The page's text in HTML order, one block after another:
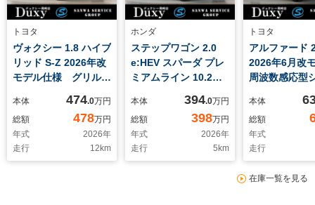
トヨタ
ヴォクシー 1.8 ハイブ
リッド S-Z 2026年改
モデル仕様 グリルブ
アドバンストパーク
ブラインドスポットモ
ニター 快適利便パッ
ケージHi ユニバーサ
ルステップ ヘッドア
本体 474.0万円
総額
478万円
年式
2026年
走行
12km
ホンダ
ステップワゴン 2.0
e:HEV スパーダ プレ
ミアムライン 10.2イ
ー 専用クロームメッ
キグリル マルチビュ
ーカメラ 前後シート
ヒーター ホンダセン
シング 両側パワース
本体 394.0万円
総額
398万円
年式
2026年
走行
5km
トヨタ
アルファード
2026年6月
周波数感応型
立ムーンルー
タルインナ
ドライブレコ
蔵 パノミッ
モニター ブ
スポットモニ
本体
総額
年式
走行
在庫一覧を見る